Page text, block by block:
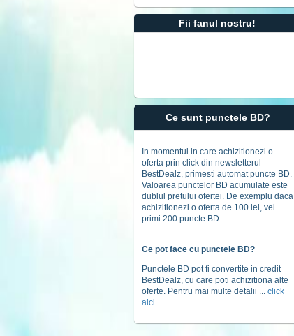
Fii fanul nostru!
Ce sunt punctele BD?
In momentul in care achizitionezi o
oferta prin click din newsletterul
BestDealz, primesti automat puncte BD.
Valoarea punctelor BD acumulate este
dublul pretului ofertei. De exemplu daca
achizitionezi o oferta de 100 lei, vei
primi 200 puncte BD.
Ce pot face cu punctele BD?
Punctele BD pot fi convertite in credit
BestDealz, cu care poti achizitiona alte
oferte. Pentru mai multe detalii ... click
aici